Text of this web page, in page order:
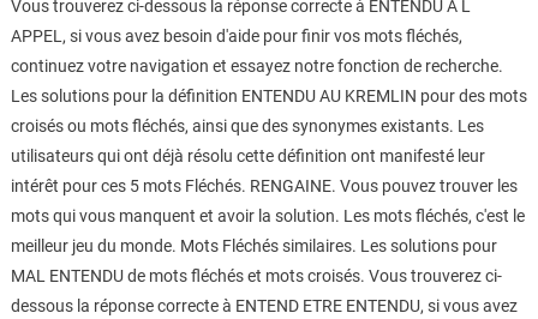
Vous trouverez ci-dessous la réponse correcte à ENTENDU A L
APPEL, si vous avez besoin d'aide pour finir vos mots fléchés,
continuez votre navigation et essayez notre fonction de recherche.
Les solutions pour la définition ENTENDU AU KREMLIN pour des mots
croisés ou mots fléchés, ainsi que des synonymes existants. Les
utilisateurs qui ont déjà résolu cette définition ont manifesté leur
intérêt pour ces 5 mots Fléchés. RENGAINE. Vous pouvez trouver les
mots qui vous manquent et avoir la solution. Les mots fléchés, c'est le
meilleur jeu du monde. Mots Fléchés similaires. Les solutions pour
MAL ENTENDU de mots fléchés et mots croisés. Vous trouverez ci-
dessous la réponse correcte à ENTEND ETRE ENTENDU, si vous avez